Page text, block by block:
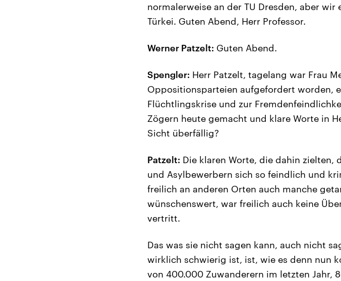
normalerweise an der TU Dresden, aber
Türkei. Guten Abend, Herr Professor.
Werner Patzelt: Guten Abend.
Spengler: Herr Patzelt, tagelang war Frau
Oppositionsparteien aufgefordert worden,
Flüchtlingskrise und zur
Zögern heute gemacht und klare Worte in
Sicht überfällig?
Patzelt: Die klaren Worte, die dahin
und Asylbewerbern sich so feindlich und
freilich an anderen Orten auch manche
wünschenswert, war freilich auch keine
vertritt.
Das was sie nicht sagen kann, auch nicht
wirklich schwierig ist, ist, wie es denn nun
von 400.000 Zuwanderern im letzten Jahr,